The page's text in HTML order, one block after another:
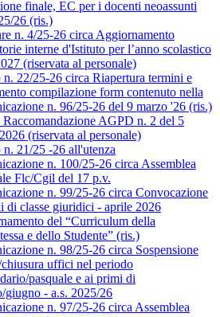
finale, EC per i docenti neoassunti
26 (ris.)
n. 4/25-26 circa Aggiornamento
interne d'Istituto per l’anno scolastico
(riservata al personale)
22/25-26 circa Riapertura termini e
compilazione form contenuto nella
n. 96/25-26 del 9 marzo '26 (ris.)
AGPD n. 2 del 5
(riservata al personale)
21/25 -26 all'utenza
n. 100/25-26 circa Assemblea
Flc/Cgil del 17 p.v.
n. 99/25-26 circa Convocazione
di classe giuridici - aprile 2026
del “Curriculum della
e dello Studente” (ris.)
n. 98/25-26 circa Sospensione
uffici nel periodo
pasquale e ai primi di
giugno - a.s. 2025/26
n. 97/25-26 circa Assemblea